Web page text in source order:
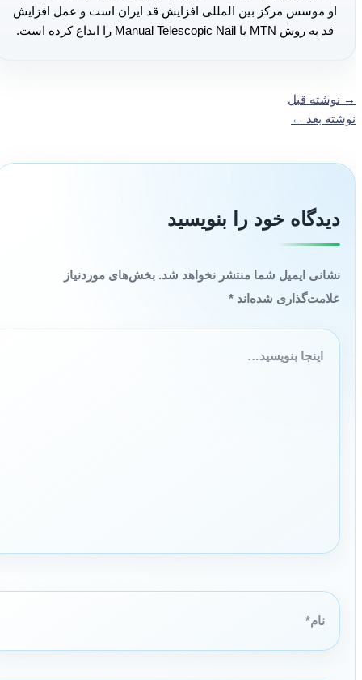
او موسس مرکز بین المللی افزایش قد ایران است و عمل افزایش
قد به روش MTN یا Manual Telescopic Nail را ابداع کرده است.
→نوشته قبل
نوشته بعد←
دیدگاه‌ خود را بنویسید
نشانی ایمیل شما منتشر نخواهد شد. بخش‌های موردنیاز
علامت‌گذاری شده‌اند*
اینجا
بنویسید…
نام*